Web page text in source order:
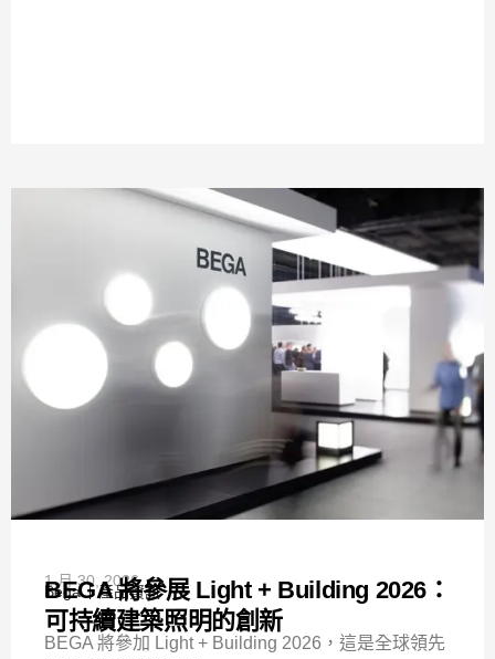
1 月 30, 2026
Bega 產品資訊
BEGA 將參展 Light + Building 2026：
可持續建築照明的創新
BEGA 將參加 Light + Building 2026，這是全球領先